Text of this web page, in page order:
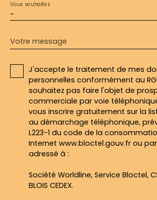
-
Vous souhaitez
Votre message
J'accepte le traitement de mes
personnelles conformément au
souhaitez pas faire l'objet de
commerciale par voie
vous inscrire gratuitement sur la
au démarchage téléphonique,
L223-1 du code de la
Internet www.bloctel.gouv.fr ou
adressé à :
Société Worldline, Service Bloctel, CS
BLOIS CEDEX.